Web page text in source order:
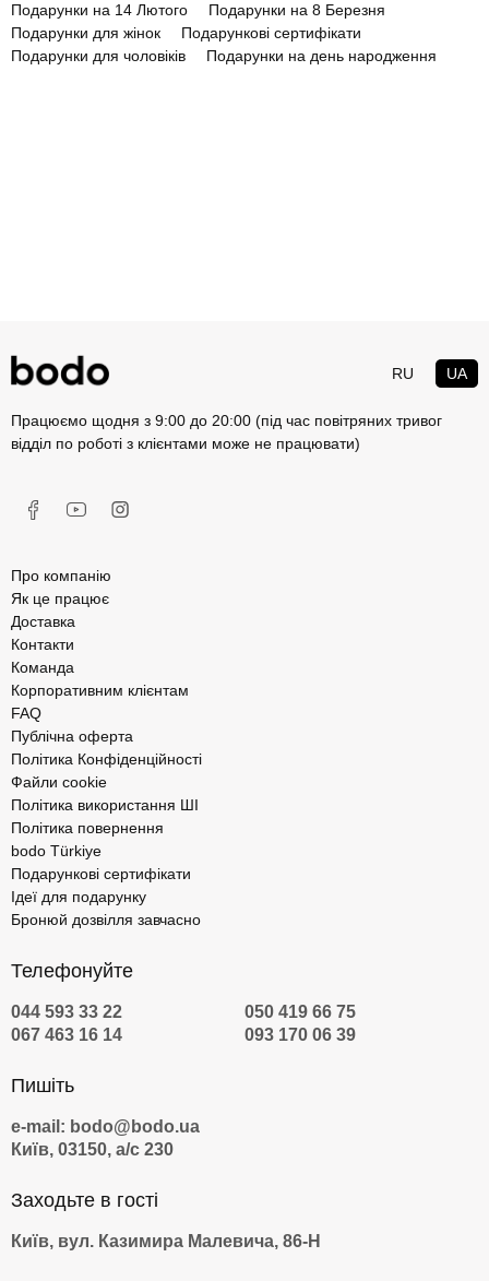
Подарунки на 14 Лютого
Подарунки на 8 Березня
Подарунки для жінок
Подарункові сертифікати
Подарунки для чоловіків
Подарунки на день народження
RU UA
Працюємо щодня з 9:00 до 20:00 (під час повітряних тривог
відділ по роботі з клієнтами може не працювати)
Про компанію
Як це працює
Доставка
Контакти
Команда
Корпоративним клієнтам
FAQ
Публічна оферта
Політика Конфіденційності
Файли cookie
Політика використання ШІ
Політика повернення
bodo Türkiye
Подарункові сертифікати
Ідеї для подарунку
Бронюй дозвілля завчасно
Телефонуйте
044 593 33 22
050 419 66 75
067 463 16 14
093 170 06 39
Пишіть
e-mail: bodo@bodo.ua
Київ, 03150, а/с 230
Заходьте в гості
Київ, вул. Казимира Малевича, 86-Н